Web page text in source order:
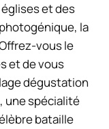
et des
la
vous le
et de vous
dégustation
une spécialité
bataille